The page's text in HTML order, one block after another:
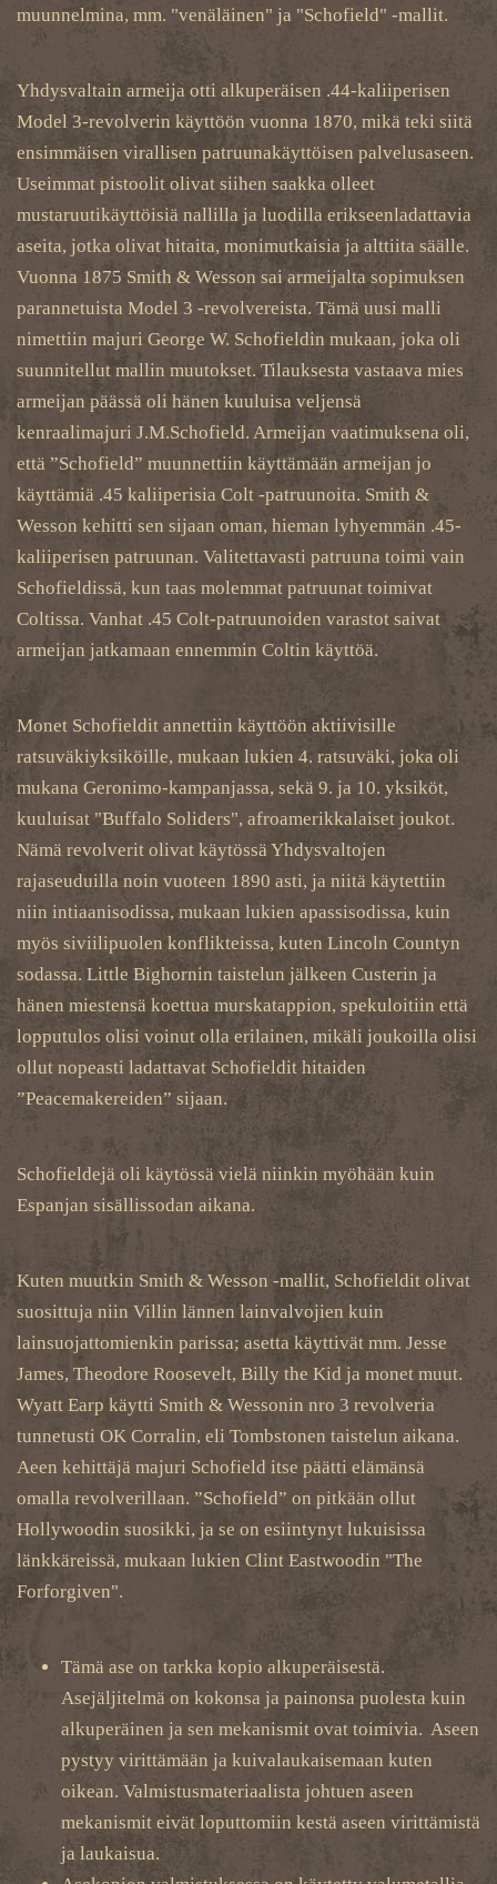
muunnelmina, mm. "venäläinen" ja "Schofield" -mallit.
Yhdysvaltain armeija otti alkuperäisen .44-kaliiperisen
Model 3-revolverin käyttöön vuonna 1870, mikä teki siitä
ensimmäisen virallisen patruunakäyttöisen palvelusaseen.
Useimmat pistoolit olivat siihen saakka olleet
mustaruutikäyttöisiä nallilla ja luodilla erikseenladattavia
aseita, jotka olivat hitaita, monimutkaisia ​​ja alttiita säälle.
Vuonna 1875 Smith & Wesson sai armeijalta sopimuksen
parannetuista Model 3 -revolvereista. Tämä uusi malli
nimettiin majuri George W. Schofieldin mukaan, joka oli
suunnitellut mallin muutokset. Tilauksesta vastaava mies
armeijan päässä oli hänen kuuluisa veljensä
kenraalimajuri J.M.Schofield. Armeijan vaatimuksena oli,
että ”Schofield” muunnettiin käyttämään armeijan jo
käyttämiä .45 kaliiperisia Colt -patruunoita. Smith &
Wesson kehitti sen sijaan oman, hieman lyhyemmän .45-
kaliiperisen patruunan. Valitettavasti patruuna toimi vain
Schofieldissä, kun taas molemmat patruunat toimivat
Coltissa. Vanhat .45 Colt-patruunoiden varastot saivat
armeijan jatkamaan ennemmin Coltin käyttöä.
Monet Schofieldit annettiin käyttöön aktiivisille
ratsuväkiyksiköille, mukaan lukien 4. ratsuväki, joka oli
mukana Geronimo-kampanjassa, sekä 9. ja 10. yksiköt,
kuuluisat "Buffalo Soliders", afroamerikkalaiset joukot.
Nämä revolverit olivat käytössä Yhdysvaltojen
rajaseuduilla noin vuoteen 1890 asti, ja niitä käytettiin
niin intiaanisodissa, mukaan lukien apassisodissa, kuin
myös siviilipuolen konflikteissa, kuten Lincoln Countyn
sodassa. Little Bighornin taistelun jälkeen Custerin ja
hänen miestensä koettua murskatappion, spekuloitiin että
lopputulos olisi voinut olla erilainen, mikäli joukoilla olisi
ollut nopeasti ladattavat Schofieldit hitaiden
”Peacemakereiden” sijaan.
Schofieldejä oli käytössä vielä niinkin myöhään kuin
Espanjan sisällissodan aikana.
Kuten muutkin Smith & Wesson -mallit, Schofieldit olivat
suosittuja niin Villin lännen lainvalvojien kuin
lainsuojattomienkin parissa; asetta käyttivät mm. Jesse
James, Theodore Roosevelt, Billy the Kid ja monet muut.
Wyatt Earp käytti Smith & Wessonin nro 3 revolveria
tunnetusti OK Corralin, eli Tombstonen taistelun aikana.
Aeen kehittäjä majuri Schofield itse päätti elämänsä
omalla revolverillaan. ”Schofield” on pitkään ollut
Hollywoodin suosikki, ja se on esiintynyt lukuisissa
länkkäreissä, mukaan lukien Clint Eastwoodin "The
Forforgiven".
Tämä ase on tarkka kopio alkuperäisestä.
Asejäljitelmä on kokonsa ja painonsa puolesta kuin
alkuperäinen ja sen mekanismit ovat toimivia. Aseen
pystyy virittämään ja kuivalaukaisemaan kuten
oikean. Valmistusmateriaalista johtuen aseen
mekanismit eivät loputtomiin kestä aseen virittämistä
ja laukaisua.